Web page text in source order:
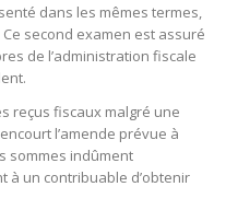
dans les mêmes termes,
second examen est assuré
de l’administration fiscale
reçus fiscaux malgré une
l’amende prévue à
sommes indûment
à un contribuable d’obtenir